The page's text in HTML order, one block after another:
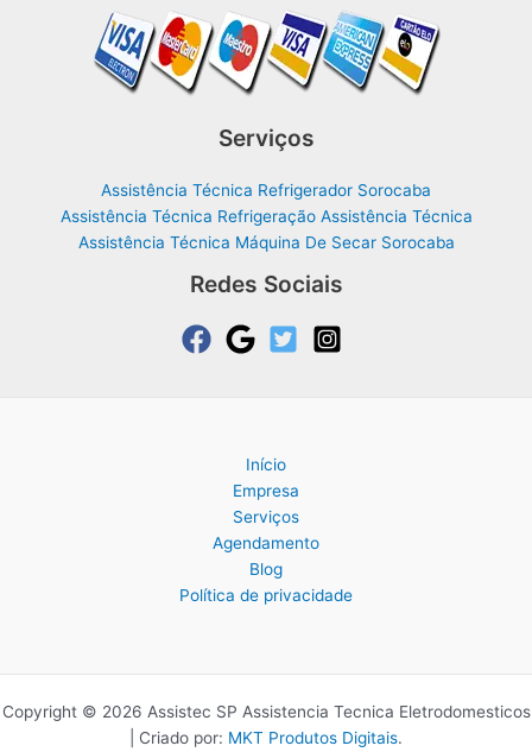
Serviços
Assistência Técnica Refrigerador Sorocaba
Assistência Técnica Refrigeração Assistência Técnica
Assistência Técnica Máquina De Secar Sorocaba
Redes Sociais
Início
Empresa
Serviços
Agendamento
Blog
Política de privacidade
Copyright © 2026 Assistec SP Assistencia Tecnica Eletrodomesticos
| Criado por: MKT Produtos Digitais.